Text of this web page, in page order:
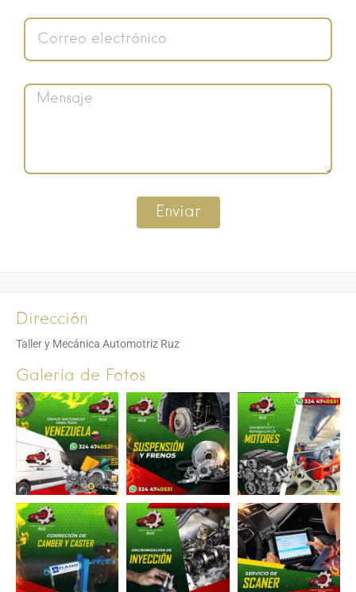
Enviar
Dirección
Taller y Mecánica Automotriz Ruz
Galería de Fotos